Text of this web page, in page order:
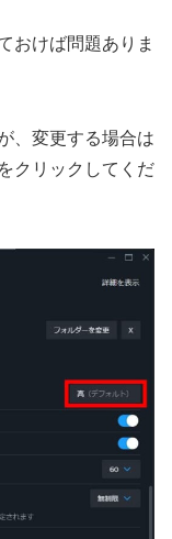
おけば問題ありま
、変更する場合は
クリックしてくだ